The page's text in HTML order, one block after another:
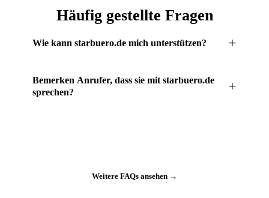
Häufig gestellte Fragen
Wie kann starbuero.de mich unterstützen? +
Aufgaben, wie z. B.:
für Ihre Anrufer
Bemerken Anrufer, dass sie mit starbuero.de
sprechen?
+
Weitere FAQs ansehen →